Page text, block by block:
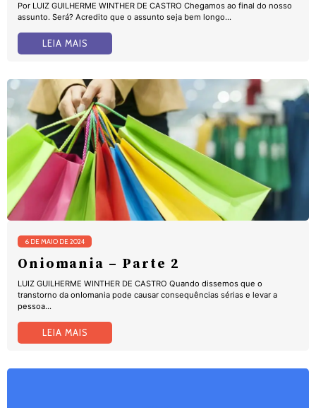
Por LUIZ GUILHERME WINTHER DE CASTRO Chegamos ao final do nosso
assunto. Será? Acredito que o assunto seja bem longo...
LEIA MAIS
6 DE MAIO DE 2024
Oniomania – Parte 2
LUIZ GUILHERME WINTHER DE CASTRO Quando dissemos que o
transtorno da onIomania pode causar consequências sérias e levar a
pessoa...
LEIA MAIS